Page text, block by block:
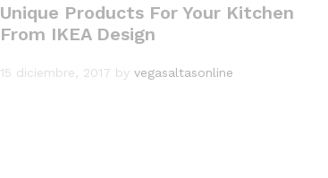
Unique Products For Your Kitchen
From IKEA Design
15 diciembre, 2017 by vegasaltasonline